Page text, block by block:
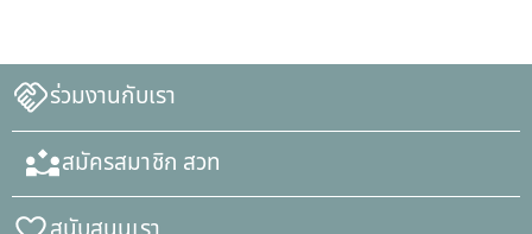
ร่วมงานกับเรา
สมัครสมาชิก สวท